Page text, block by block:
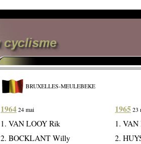
BRUXELLES-MEULEBEKE
1964 24 mai
1. VAN LOOY Rik
2. BOCKLANT Willy
1965 23
1.
2.